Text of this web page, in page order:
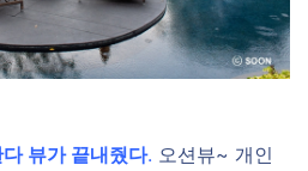
뷰가 끝내줬다. 오션뷰~ 개인